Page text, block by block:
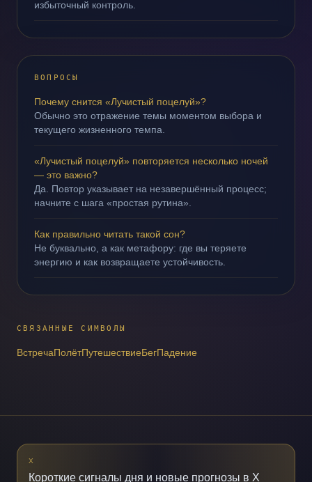
избыточный контроль.
ВОПРОСЫ
Почему снится «Лучистый поцелуй»?
Обычно это отражение темы моментом выбора и
текущего жизненного темпа.
«Лучистый поцелуй» повторяется несколько ночей
— это важно?
Да. Повтор указывает на незавершённый процесс;
начните с шага «простая рутина».
Как правильно читать такой сон?
Не буквально, а как метафору: где вы теряете
энергию и как возвращаете устойчивость.
СВЯЗАННЫЕ СИМВОЛЫ
ВстречаПолётПутешествиеБегПадение
X
Короткие сигналы дня и новые прогнозы в X